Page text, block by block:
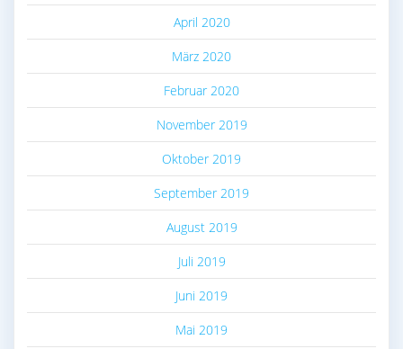
April 2020
März 2020
Februar 2020
November 2019
Oktober 2019
September 2019
August 2019
Juli 2019
Juni 2019
Mai 2019